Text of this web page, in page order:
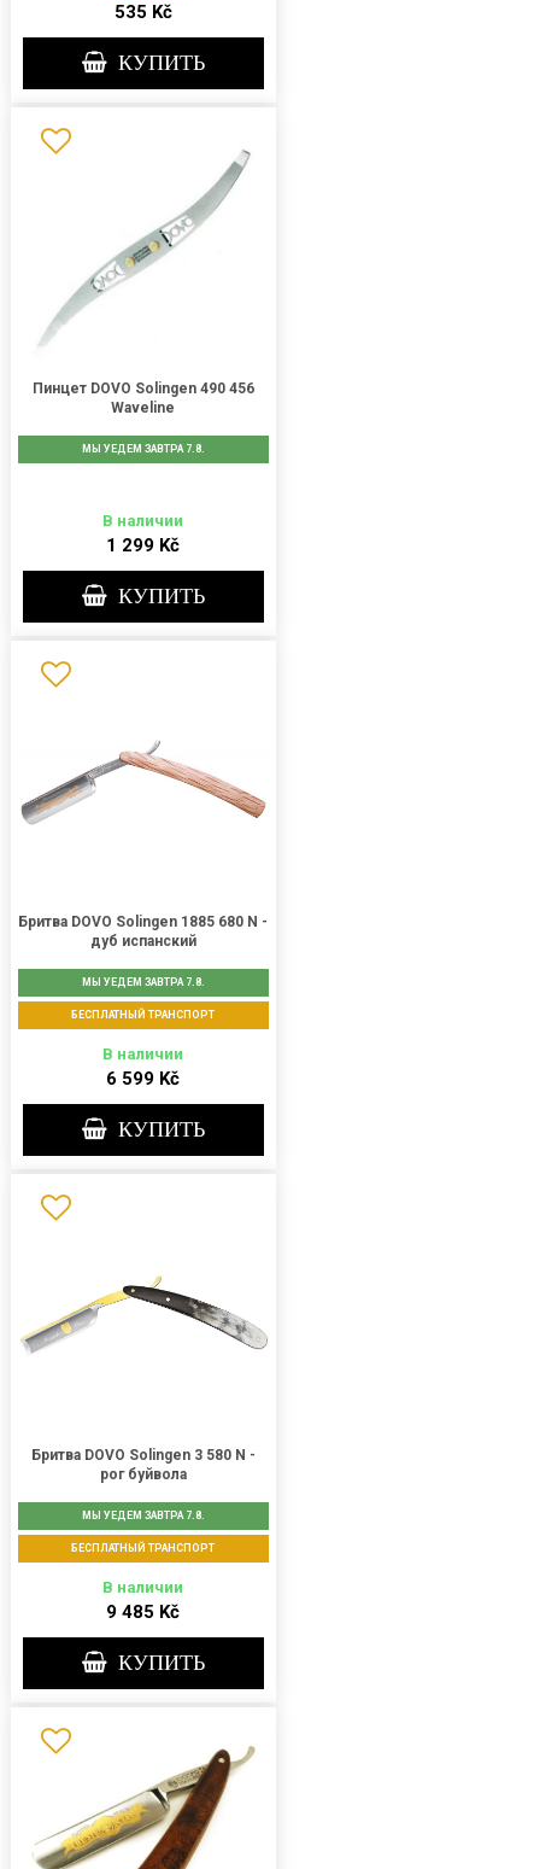
535 Kč
КУПИТЬ
Пинцет DOVO Solingen 490 456
Waveline
МЫ УЕДЕМ ЗАВТРА 7.8.
В наличии
1 299 Kč
КУПИТЬ
Бритва DOVO Solingen 1885 680 N -
дуб испанский
МЫ УЕДЕМ ЗАВТРА 7.8.
БЕСПЛАТНЫЙ ТРАНСПОРТ
В наличии
6 599 Kč
КУПИТЬ
Бритва DOVO Solingen 3 580 N -
рог буйвола
МЫ УЕДЕМ ЗАВТРА 7.8.
БЕСПЛАТНЫЙ ТРАНСПОРТ
В наличии
9 485 Kč
КУПИТЬ